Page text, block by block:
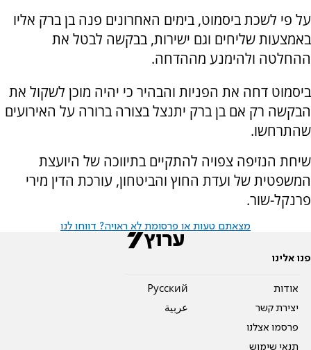
על פי לשכת ביסמוט, בימים האחרונים פנה בן ברק אליו
באמצעות שליחים וגם ישירות, בבקשה לבטל את
ההחלטה ולהימנע מההדחה.
ביסמוט דחה את הפניות והבהיר כי יהיה מוכן לשקול את
הבקשה רק אם בן ברק יתנצל בצורה ברורה על האירועים
שהתרחשו.
שיחת הנזיפה צפויה להתקיים בתיווכה של היועצת
המשפטית של ועדת החוץ והביטחון, עורכת הדין מירי
פרנקל-שור.
מצאתם טעות או פרסומת לא ראויה? דווחו לנו
פנו אלינו
אודות
יצירת קשר
פרסמו אצלנו
תנאי שימוש
Pусский
عربية